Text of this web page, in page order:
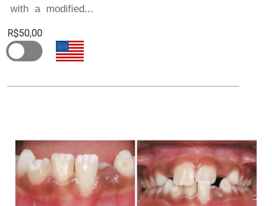
with a modified...
R$50,00